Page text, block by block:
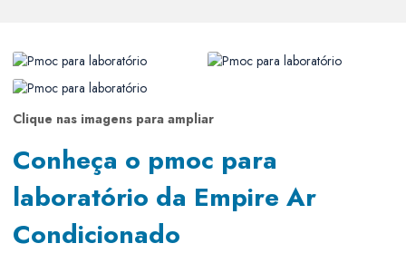
Clique nas imagens para ampliar
Conheça o pmoc para
laboratório da Empire Ar
Condicionado